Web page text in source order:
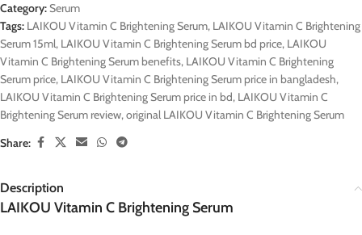
Category:Serum
Tags: LAIKOU Vitamin C Brightening Serum, LAIKOU Vitamin C Brightening
Serum 15ml, LAIKOU Vitamin C Brightening Serum bd price, LAIKOU
Vitamin C Brightening Serum benefits, LAIKOU Vitamin C Brightening
Serum price, LAIKOU Vitamin C Brightening Serum price in bangladesh,
LAIKOU Vitamin C Brightening Serum price in bd, LAIKOU Vitamin C
Brightening Serum review,original LAIKOU Vitamin C Brightening Serum
Share:
Description
LAIKOU Vitamin C Brightening Serum